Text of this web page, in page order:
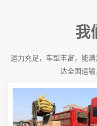
我
运力充足，车型丰富，能
达全国运输